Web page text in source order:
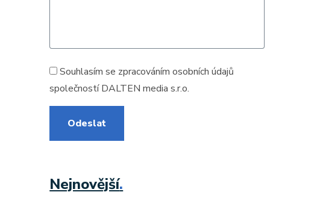
Souhlasím se zpracovánímosobních údajů
společností DALTEN media s.r.o.
Odeslat
Nejnovější.